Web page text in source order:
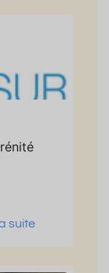
suite